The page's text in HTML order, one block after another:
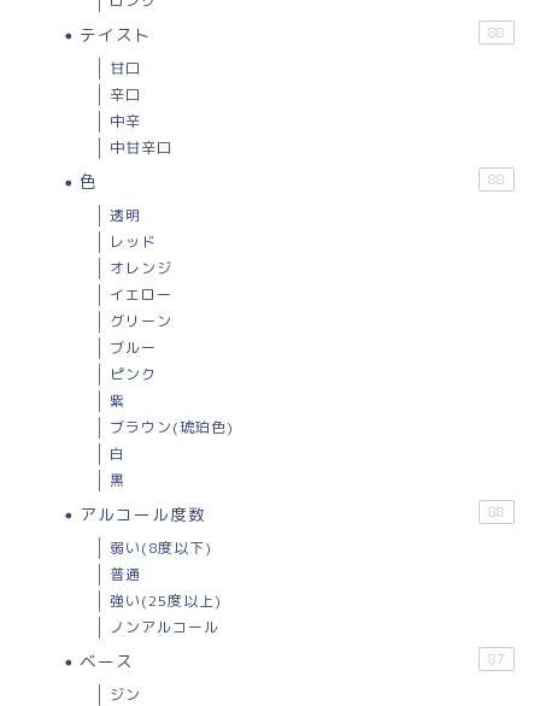
テイスト 88
甘口
辛口
中辛
中甘辛口
色 88
透明
レッド
オレンジ
イエロー
グリーン
ブルー
ピンク
紫
ブラウン(琥珀色)
白
黒
アルコール度数 88
弱い(8度以下)
普通
強い(25度以上)
ノンアルコール
ベース 87
ジン